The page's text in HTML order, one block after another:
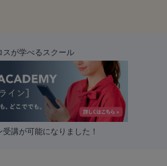
スが学べるスクール
受講が可能になりました！